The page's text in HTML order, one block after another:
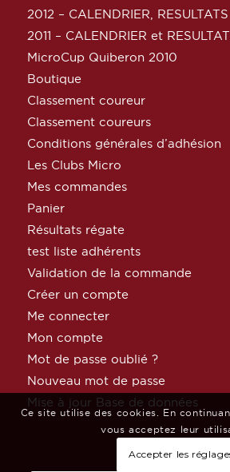
2012 – CALENDRIER,
2011 – CALENDRIER et
MicroCup Quiberon 2010
Boutique
Classement coureur
Classement coureurs
Conditions générales d’adhésion
Les Clubs Micro
Mes commandes
Panier
Résultats régate
test liste adhérents
Validation de la commande
Créer un compte
Me connecter
Mon compte
Mot de passe oublié ?
Nouveau mot de passe
Mise à jour Base de données
Ce site utilise des cookies. En
vous acceptez leur
Accepter les